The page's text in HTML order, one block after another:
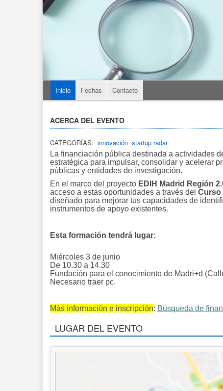
Inicio Fechas Contacto
ACERCA DEL EVENTO
CATEGORÍAS: innovación startup radar
La financiación pública destinada a actividades
estratégica para impulsar, consolidar y acelerar
públicas y entidades de investigación.
En el marco del proyecto EDIH Madrid Región
acceso a estas oportunidades a través del Curso
diseñado para mejorar tus capacidades de
instrumentos de apoyo existentes.
Esta formación tendrá lugar:
Miércoles 3 de junio
De 10.30 a 14.30
Fundación para el conocimiento de Madri+d
Necesario traer pc.
Más información e inscripción: Búsqueda de
LUGAR DEL EVENTO